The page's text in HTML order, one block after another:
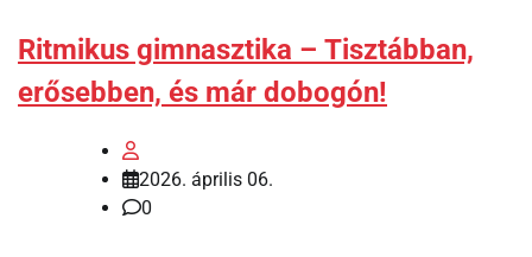
Ritmikus gimnasztika – Tisztábban,
erősebben, és már dobogón!
2026. április 06.
0